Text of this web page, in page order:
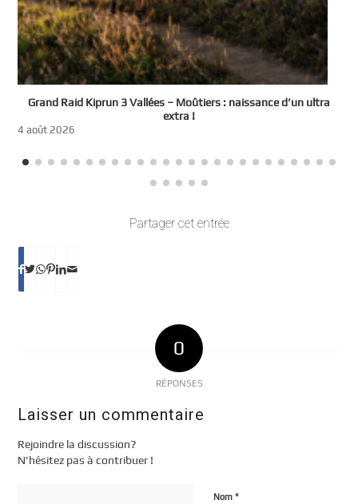
Grand Raid Kiprun 3 Vallées – Moûtiers : naissance d’un ultra
extra !
4 août 2026
Partager cet entrée
0
RÉPONSES
Laisser un commentaire
Rejoindre la discussion?
N’hésitez pas à contribuer !
Nom*